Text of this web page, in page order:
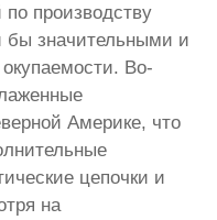
производству
бы значительными и
Во-
Америке, что
цепочки и
на